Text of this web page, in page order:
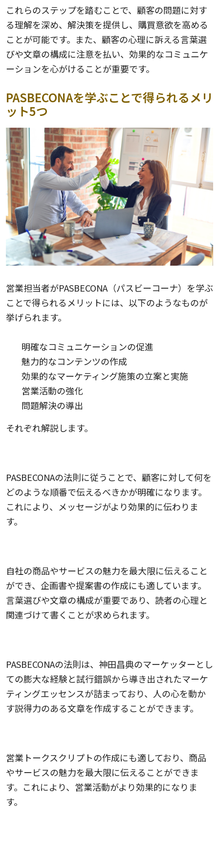
これらのステップを踏むことで、顧客の問題に対す
る理解を深め、解決策を提供し、購買意欲を高める
ことが可能です。また、顧客の心理に訴える言葉選
びや文章の構成に注意を払い、効果的なコミュニケ
ーションを心がけることが重要です。
PASBECONAを学ぶことで得られるメリ
ット5つ
営業担当者がPASBECONA（パスビーコーナ）を学ぶ
ことで得られるメリットには、以下のようなものが
挙げられます。
明確なコミュニケーションの促進
魅力的なコンテンツの作成
効果的なマーケティング施策の立案と実施
営業活動の強化
問題解決の導出
それぞれ解説します。
PASBECONAの法則に従うことで、顧客に対して何を
どのような順番で伝えるべきかが明確になります。
これにより、メッセージがより効果的に伝わりま
す。
自社の商品やサービスの魅力を最大限に伝えること
ができ、企画書や提案書の作成にも適しています。
言葉選びや文章の構成が重要であり、読者の心理と
関連づけて書くことが求められます。
PASBECONAの法則は、神田昌典のマーケッターとし
ての膨大な経験と試行錯誤から導き出されたマーケ
ティングエッセンスが詰まっており、人の心を動か
す説得力のある文章を作成することができます。
営業トークスクリプトの作成にも適しており、商品
やサービスの魅力を最大限に伝えることができま
す。これにより、営業活動がより効果的になりま
す。